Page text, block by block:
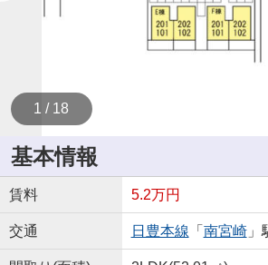
1 / 18
基本情報
賃料 5.2万円
交通 日豊本線 「 南宮崎」